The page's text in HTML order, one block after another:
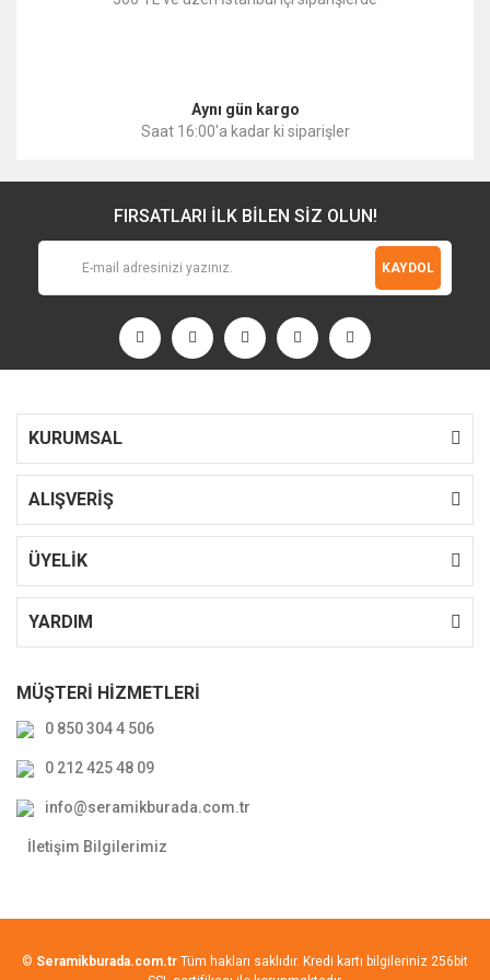
Aynı gün kargo
Saat 16:00'a kadar ki siparişler
FIRSATLARI İLK BİLEN SİZ OLUN!
KAYDOL
KURUMSAL
ALIŞVERİŞ
ÜYELİK
YARDIM
MÜŞTERİ HİZMETLERİ
0 850 304 4 506
0 212 425 48 09
info@seramikburada.com.tr
İletişim Bilgilerimiz
© Seramikburada.com.tr Tüm hakları saklıdır. Kredi kartı bilgileriniz 256bit